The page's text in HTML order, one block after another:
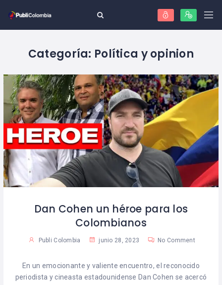
Categoría: Política y opinion
Dan Cohen un héroe para los
Colombianos
Publi Colombia junio 28, 2023 No Comment
En un emocionante y valiente encuentro, el reconocido
periodista y cineasta estadounidense Dan Cohen se acercó